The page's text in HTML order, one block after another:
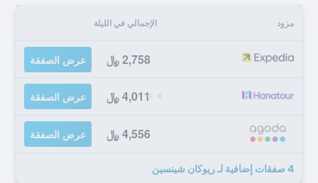
مزود الإجمالي في الليلة
2,758 ﷼ عرض الصفقة
4,011 ﷼ عرض الصفقة
4,556 ﷼ عرض الصفقة
4 صفقات إضافية لـ ريوكان شينسين